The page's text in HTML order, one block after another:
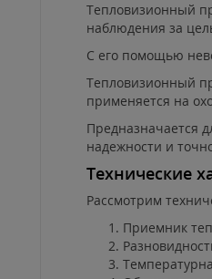
Тепловизионный
наблюдения за
С его помощью
Тепловизионный
применяется на
Предназначается
надежности и
Технические
Рассмотрим
Приемник